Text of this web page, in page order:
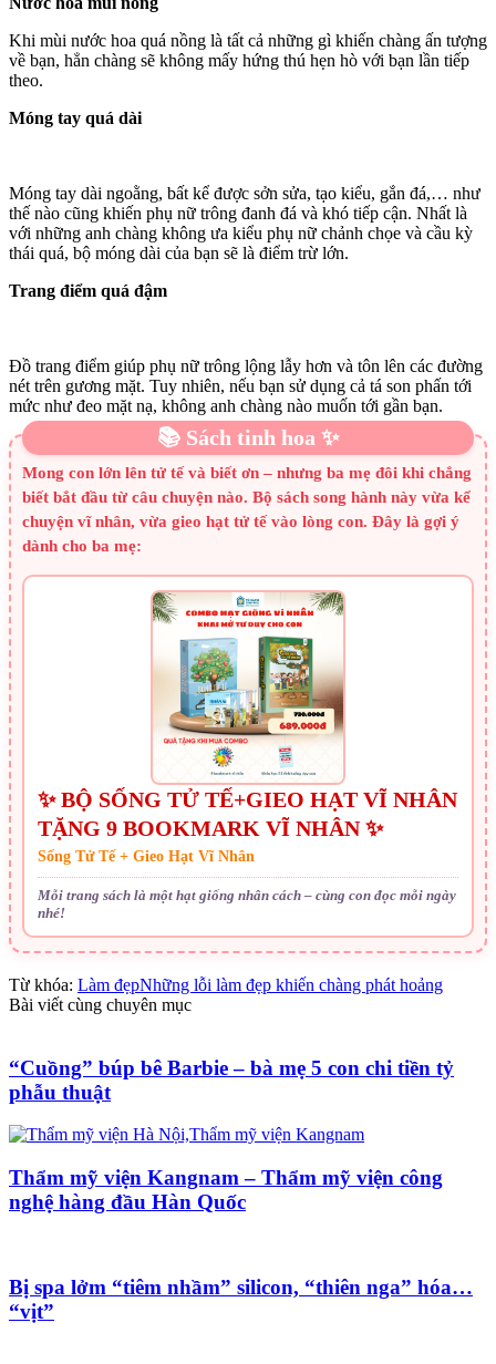
Khi mùi nước hoa quá nồng là tất cả những gì khiến chàng ấn tượng
về bạn, hẳn chàng sẽ không mấy hứng thú hẹn hò với bạn lần tiếp
theo.
Móng tay quá dài
Móng tay dài ngoằng, bất kể được sởn sửa, tạo kiểu, gắn đá,… như
thế nào cũng khiến phụ nữ trông đanh đá và khó tiếp cận. Nhất là
với những anh chàng không ưa kiểu phụ nữ chảnh chọe và cầu kỳ
thái quá, bộ móng dài của bạn sẽ là điểm trừ lớn.
Trang điểm quá đậm
Đồ trang điểm giúp phụ nữ trông lộng lẫy hơn và tôn lên các đường
nét trên gương mặt. Tuy nhiên, nếu bạn sử dụng cả tá son phấn tới
mức như đeo mặt nạ, không anh chàng nào muốn tới gần bạn.
📚 Sách tinh hoa ✨
Mong con lớn lên tử tế và biết ơn – nhưng ba mẹ đôi khi chẳng
biết bắt đầu từ câu chuyện nào. Bộ sách song hành này vừa kể
chuyện vĩ nhân, vừa gieo hạt tử tế vào lòng con. Đây là gợi ý
dành cho ba mẹ:
✨ BỘ SỐNG TỬ TẾ+GIEO HẠT VĨ NHÂN
TẶNG 9 BOOKMARK VĨ NHÂN ✨
Sống Tử Tế + Gieo Hạt Vĩ Nhân
Mỗi trang sách là một hạt giống nhân cách – cùng con đọc mỗi ngày
nhé!
Từ khóa: Làm đẹpNhững lỗi làm đẹp khiến chàng phát hoảng
Bài viết cùng chuyên mục
“Cuồng” búp bê Barbie – bà mẹ 5 con chi tiền tỷ
phẫu thuật
Thẩm mỹ viện Kangnam – Thẩm mỹ viện công
nghệ hàng đầu Hàn Quốc
Bị spa lởm “tiêm nhầm” silicon, “thiên nga” hóa…
“vịt”